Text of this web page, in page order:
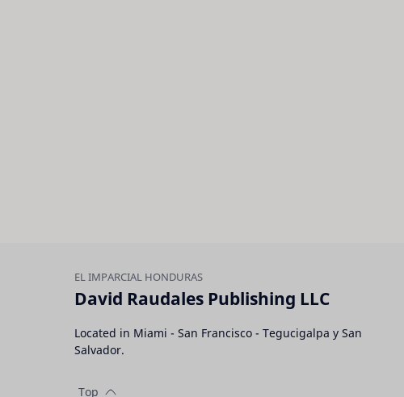
David Raudales Publishing LLC
Located in Miami - San Francisco - Tegucigalpa y San
Salvador.